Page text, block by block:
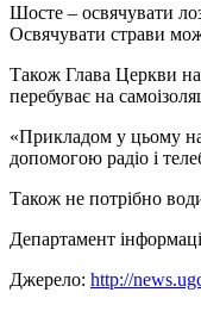
Шосте – освячувати
Освячувати страви
Також Глава Церкви
перебуває на
«Прикладом у цьому
допомогою радіо і
Також не потрібно
Департамент
Джерело: http://